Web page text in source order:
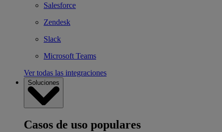
Salesforce
Zendesk
Slack
Microsoft Teams
Ver todas las integraciones
Soluciones
Casos de uso populares